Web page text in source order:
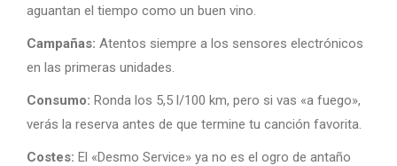
aguantan el tiempo como un buen vino.
Campañas: Atentos siempre a los sensores electrónicos
en las primeras unidades.
Consumo: Ronda los 5,5 l/100 km, pero si vas «a fuego»,
verás la reserva antes de que termine tu canción favorita.
Costes: El «Desmo Service» ya no es el ogro de antaño